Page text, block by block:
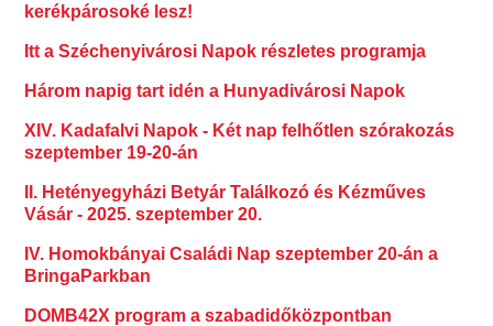
kerékpárosoké lesz!
Itt a Széchenyivárosi Napok részletes programja
Három napig tart idén a Hunyadivárosi Napok
XIV. Kadafalvi Napok - Két nap felhőtlen szórakozás
szeptember 19-20-án
II. Hetényegyházi Betyár Találkozó és Kézműves
Vásár - 2025. szeptember 20.
IV. Homokbányai Családi Nap szeptember 20-án a
BringaParkban
DOMB42X program a szabadidőközpontban